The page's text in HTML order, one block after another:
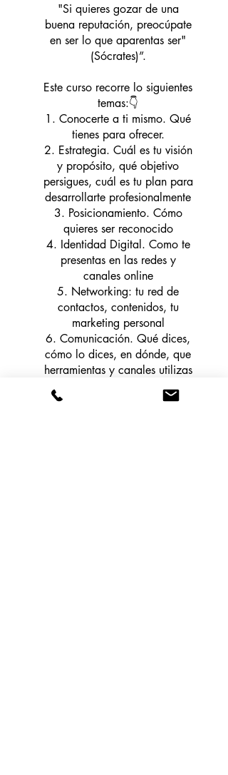
"Si quieres gozar de una
buena reputación, preocúpate
en ser lo que aparentas ser"
(Sócrates)”.
Este curso recorre lo siguientes
temas:👇
1. Conocerte a ti mismo. Qué
tienes para ofrecer.
2. Estrategia. Cuál es tu visión
y propósito, qué objetivo
persigues, cuál es tu plan para
desarrollarte profesionalmente
3. Posicionamiento. Cómo
quieres ser reconocido
4. Identidad Digital. Como te
presentas en las redes y
canales online
5. Networking: tu red de
contactos, contenidos, tu
marketing personal
6. Comunicación. Qué dices,
cómo lo dices, en dónde, que
herramientas y canales utilizas
Terminarás teniendo todas las